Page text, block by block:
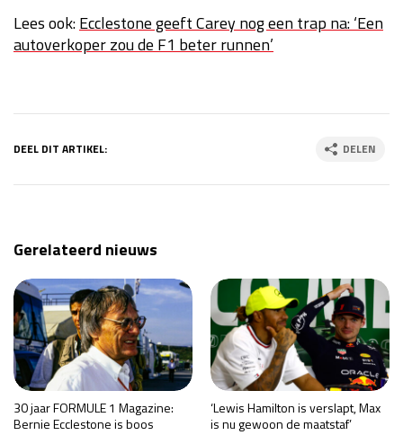
Lees ook:Ecclestone geeft Carey nog een trap na: ‘Een
autoverkoper zou de F1 beter runnen’
DEEL DIT ARTIKEL: DELEN
Gerelateerd nieuws
30 jaar FORMULE 1 Magazine:
Bernie Ecclestone is boos
‘Lewis Hamilton is verslapt, Max
is nu gewoon de maatstaf’